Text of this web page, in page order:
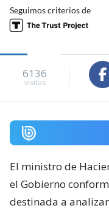
Seguimos criterios de
6136
visitas
El ministro de
el Gobierno
destinada a